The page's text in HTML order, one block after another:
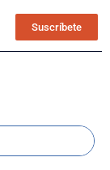
Suscríbete